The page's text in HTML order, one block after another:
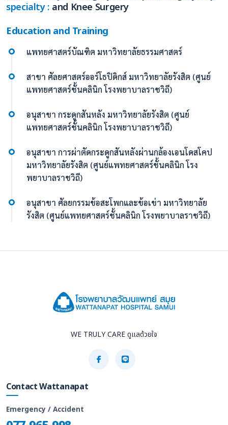
specialty : and Knee Surgery
Education and Training
แพทยศาสตร์บัณฑิต มหาวิทยาลัยธรรมศาสตร์
สาขา ศัลยศาสตร์ออร์โธปิดิกส์ มหาวิทยาลัยรังสิต (ศูนย์
แพทยศาสตร์ชั้นคลินิก โรงพยาบาลราชวิถี)
อนุสาขา กระดูกสันหลัง มหาวิทยาลัยรังสิต (ศูนย์
แพทยศาสตร์ชั้นคลินิก โรงพยาบาลราชวิถี)
อนุสาขา การผ่าตัดกระดูกสันหลังผ่านกล้องเอนโดสโคป
มหาวิทยาลัยรังสิต (ศูนย์แพทยศาสตร์ชั้นคลินิก โรง
พยาบาลราชวิถี)
อนุสาขา ศัลยกรรมข้อสะโพกและข้อเข่า มหาวิทยาลัย
รังสิต (ศูนย์แพทยศาสตร์ชั้นคลินิก โรงพยาบาลราชวิถี)
WE TRULY CARE ดูแลด้วยใจ
Contact Wattanapat
Emergency / Accident